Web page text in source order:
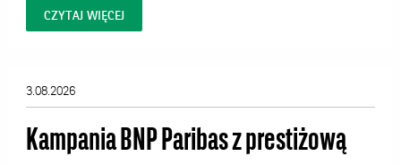
połowa aktywnych zawodowo Polaków ma więcej
medycznych – proces starzenia się kadr jest
jednak znacznie bardziej zaawansowany i już dziś
rodzi pytania o...
CZYTAJ WIĘCEJ
3.08.2026
Kampania BNP Paribas z prestiżową